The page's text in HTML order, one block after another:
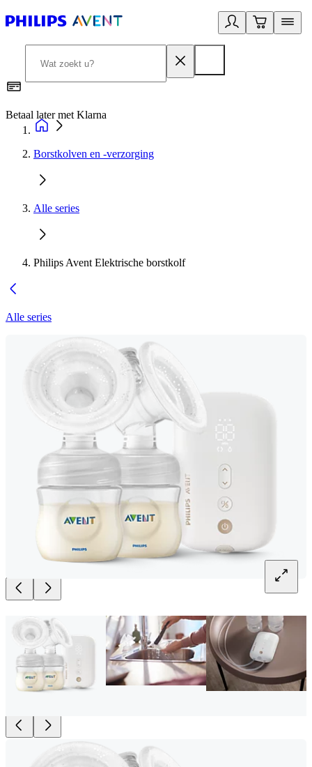
Betaal later met Klarna
Borstkolven en -verzorging
Alle series
Philips Avent Elektrische borstkolf
Alle series